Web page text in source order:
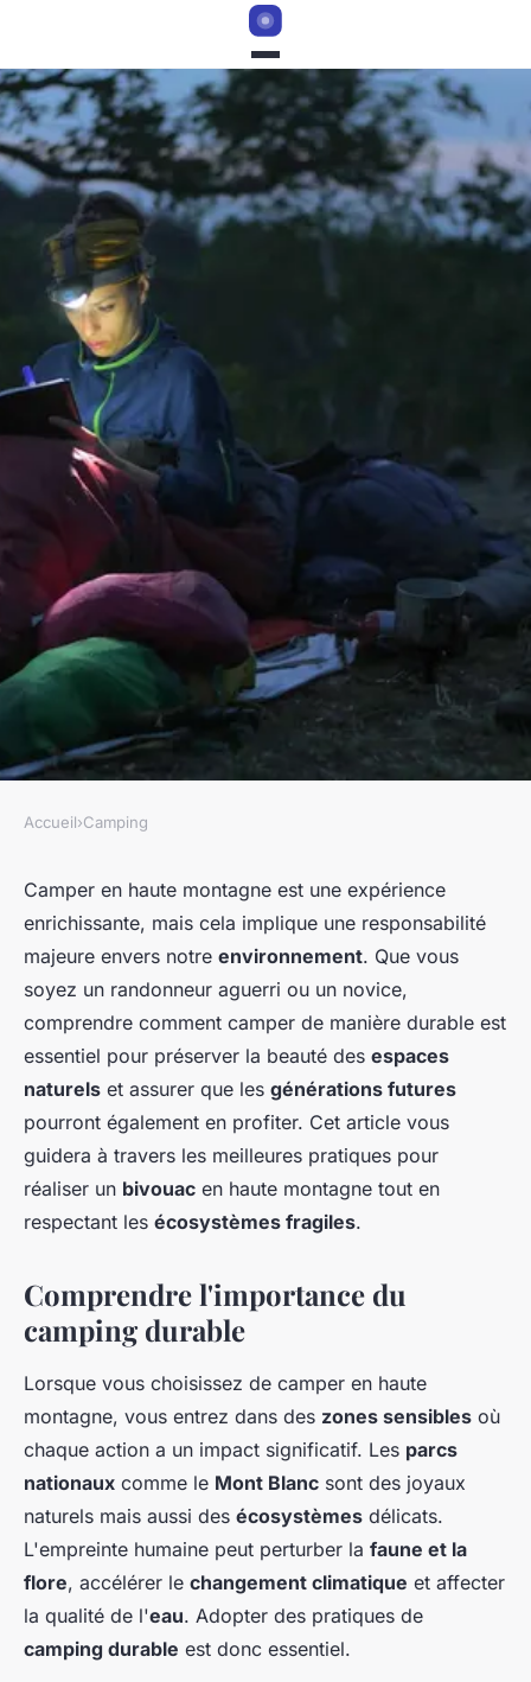
CAMPING
Quelles sont les meilleures
pratiques pour camper en
région de haute montagne
sans perturber l'écosystème?
Ambre•21 juin 2024•5 min de lecture
Accueil›Camping
Camper en haute montagne est une expérience
enrichissante, mais cela implique une responsabilité
majeure envers notre environnement. Que vous
soyez un randonneur aguerri ou un novice,
comprendre comment camper de manière durable est
essentiel pour préserver la beauté des espaces
naturels et assurer que les générations futures
pourront également en profiter. Cet article vous
guidera à travers les meilleures pratiques pour
réaliser un bivouac en haute montagne tout en
respectant les écosystèmes fragiles.
Comprendre l'importance du
camping durable
Lorsque vous choisissez de camper en haute
montagne, vous entrez dans des zones sensibles où
chaque action a un impact significatif. Les parcs
nationaux comme le Mont Blanc sont des joyaux
naturels mais aussi des écosystèmes délicats.
L'empreinte humaine peut perturber la faune et la
flore, accélérer le changement climatique et affecter
la qualité de l'eau. Adopter des pratiques de
camping durable est donc essentiel.